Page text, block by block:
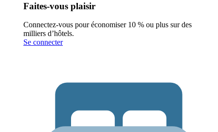
Faites-vous plaisir
Connectez-vous pour économiser 10 % ou plus sur des
milliers d’hôtels.
Se connecter